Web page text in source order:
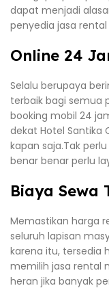
dapat menjadi
penyedia jasa
Online 24
Selalu berupaya
terbaik bagi semua
booking mobil 24
dekat Hotel Santika
kapan saja.Tak
benar benar perlu
Biaya Sewa
Memastikan harga
seluruh lapisan
karena itu, tersedia
memilih jasa rental
heran jika banyak